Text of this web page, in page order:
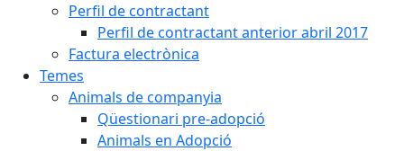
Perfil de contractant
Perfil de contractant anterior abril 2017
Factura electrònica
Temes
Animals de companyia
Qüestionari pre-adopció
Animals en Adopció